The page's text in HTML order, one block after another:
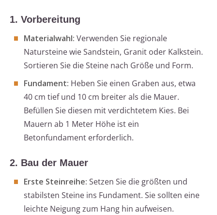
1. Vorbereitung
Materialwahl: Verwenden Sie regionale
Natursteine wie Sandstein, Granit oder Kalkstein.
Sortieren Sie die Steine nach Größe und Form.
Fundament: Heben Sie einen Graben aus, etwa
40 cm tief und 10 cm breiter als die Mauer.
Befüllen Sie diesen mit verdichtetem Kies. Bei
Mauern ab 1 Meter Höhe ist ein
Betonfundament erforderlich.
2. Bau der Mauer
Erste Steinreihe: Setzen Sie die größten und
stabilsten Steine ins Fundament. Sie sollten eine
leichte Neigung zum Hang hin aufweisen.